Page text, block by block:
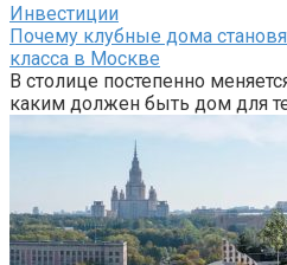
Инвестиции
Почему клубные дома
класса в Москве
В столице постепенно
каким должен быть дом для